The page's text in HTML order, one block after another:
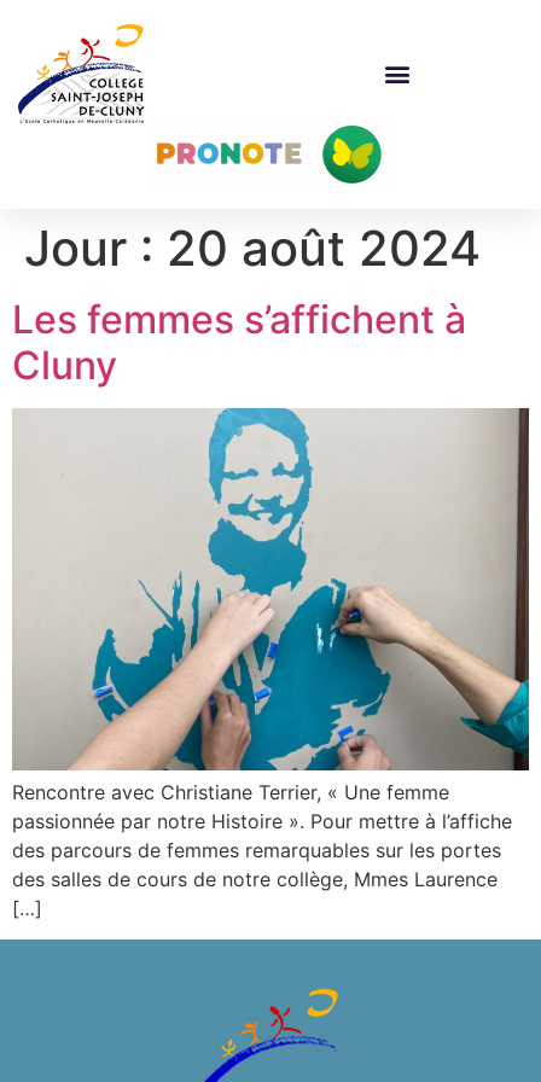
Jour : 20 août 2024
Les femmes s’affichent à
Cluny
Rencontre avec Christiane Terrier, « Une femme
passionnée par notre Histoire ». Pour mettre à l’affiche
des parcours de femmes remarquables sur les portes
des salles de cours de notre collège, Mmes Laurence
[…]